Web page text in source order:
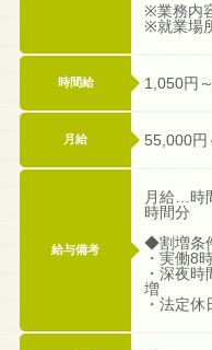
※業務内
※就業場
時間給 1,050円
月給 55,000円
給与備考
月給…時
時間分
◆割増条
・実働8
・深夜
増
・法定